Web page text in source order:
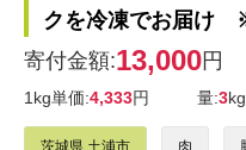
クを冷凍でお届け
寄付金額:13,000円
1kg単価:4,333円 量:3kg
茨城県 土浦市 肉